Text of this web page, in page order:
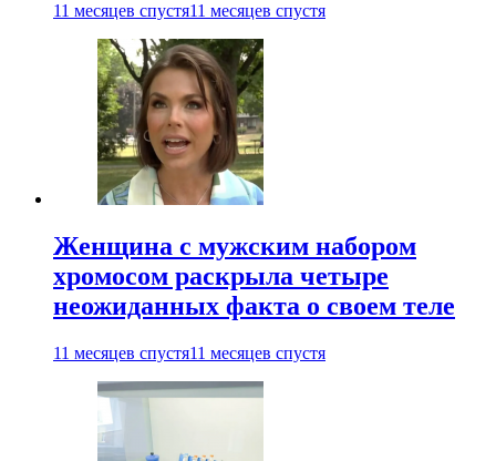
11 месяцев спустя11 месяцев спустя
Женщина с мужским набором
хромосом раскрыла четыре
неожиданных факта о своем теле
11 месяцев спустя11 месяцев спустя